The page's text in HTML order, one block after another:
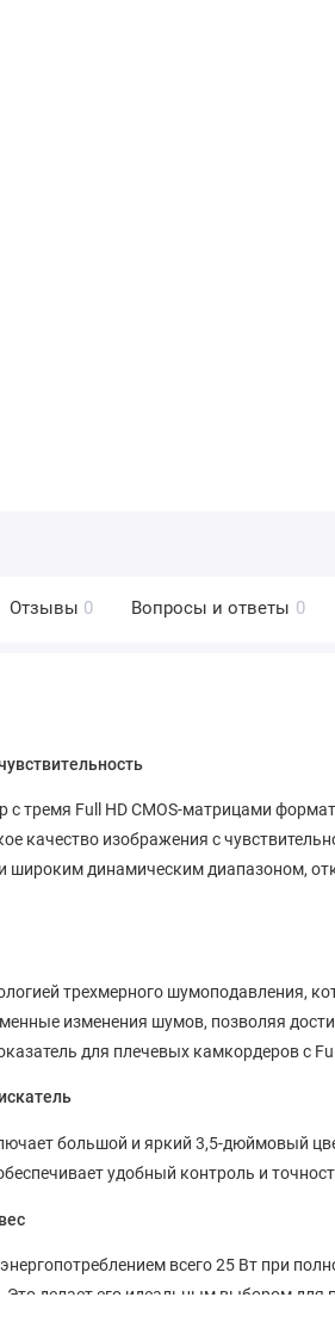
Отзывы 0 Вопросы и ответы 0
с тремя Full HD CMOS-матрицами
качество изображения с
динамическим диапазоном,
трехмерного шумоподавления,
изменения шумов, позволяя
для плечевых камкордеров с
большой и яркий 3,5-дюймовый
удобный контроль и
всего 25 Вт при
делает его идеальным выбором для